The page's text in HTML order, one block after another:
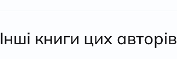
Інші книги цих авторів